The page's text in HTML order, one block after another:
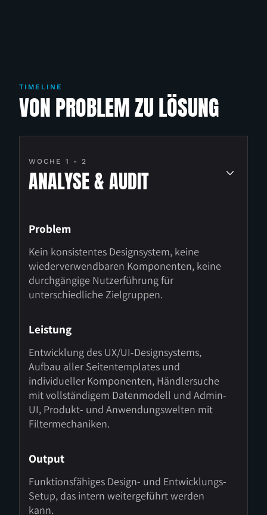
TIMELINE
VON PROBLEM ZU LÖSUNG
WOCHE 1 - 2
ANALYSE & AUDIT
Problem
Kein konsistentes Designsystem, keine
wiederverwendbaren Komponenten, keine
durchgängige Nutzerführung für
unterschiedliche Zielgruppen.
Leistung
Entwicklung des UX/UI-Designsystems,
Aufbau aller Seitentemplates und
individueller Komponenten, Händlersuche
mit vollständigem Datenmodell und Admin-
UI, Produkt- und Anwendungswelten mit
Filtermechaniken.
Output
Funktionsfähiges Design- und Entwicklungs-
Setup, das intern weitergeführt werden
kann.